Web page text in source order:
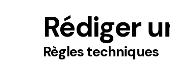
Rédiger
Règles techniques